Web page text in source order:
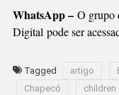
WhatsApp – O grupo
Digital pode ser
Tagged artigo
Chapecó
children